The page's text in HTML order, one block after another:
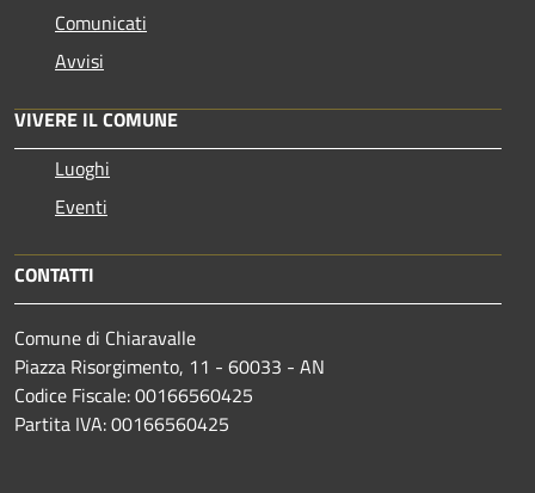
Comunicati
Avvisi
VIVERE IL COMUNE
Luoghi
Eventi
CONTATTI
Comune di Chiaravalle
Piazza Risorgimento, 11 - 60033 - AN
Codice Fiscale: 00166560425
Partita IVA: 00166560425